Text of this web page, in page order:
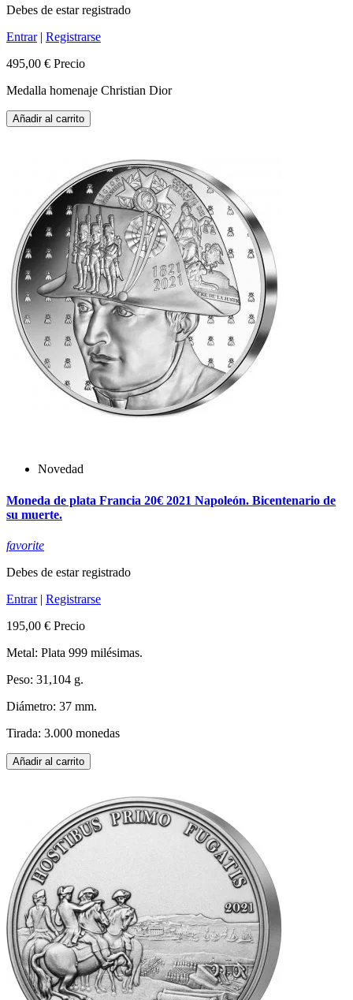
Debes de estar registrado
Entrar| Registrarse
495,00 € Precio
Medalla homenaje Christian Dior
Añadir al carrito
Novedad
Moneda de plata Francia 20€ 2021 Napoleón. Bicentenario de
su muerte.
favorite
Debes de estar registrado
Entrar| Registrarse
195,00 € Precio
Metal: Plata 999 milésimas.
Peso: 31,104 g.
Diámetro: 37 mm.
Tirada: 3.000 monedas
Añadir al carrito